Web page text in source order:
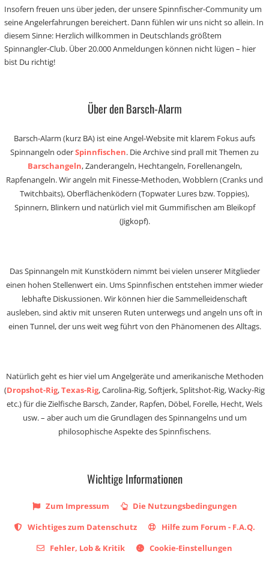
Insofern freuen uns über jeden, der unsere Spinnfischer-Community um
seine Angelerfahrungen bereichert. Dann fühlen wir uns nicht so allein. In
diesem Sinne: Herzlich willkommen in Deutschlands größtem
Spinnangler-Club. Über 20.000 Anmeldungen können nicht lügen – hier
bist Du richtig!
Über den Barsch-Alarm
Barsch-Alarm (kurz BA) ist eine Angel-Website mit klarem Fokus aufs
Spinnangeln oderSpinnfischen. Die Archive sind prall mit Themen zu
Barschangeln, Zanderangeln, Hechtangeln, Forellenangeln,
Rapfenangeln. Wir angeln mit Finesse-Methoden, Wobblern (Cranks und
Twitchbaits), Oberflächenködern (Topwater Lures bzw. Toppies),
Spinnern, Blinkern und natürlich viel mit Gummifischen am Bleikopf
(Jigkopf).
Das Spinnangeln mit Kunstködern nimmt bei vielen unserer Mitglieder
einen hohen Stellenwert ein. Ums Spinnfischen entstehen immer wieder
lebhafte Diskussionen. Wir können hier die Sammelleidenschaft
ausleben, sind aktiv mit unseren Ruten unterwegs und angeln uns oft in
einen Tunnel, der uns weit weg führt von den Phänomenen des Alltags.
Natürlich geht es hier viel um Angelgeräte und amerikanische Methoden
(Dropshot-Rig,Texas-Rig, Carolina-Rig, Softjerk, Splitshot-Rig, Wacky-Rig
etc.) für die Zielfische Barsch, Zander, Rapfen, Döbel, Forelle, Hecht, Wels
usw. – aber auch um die Grundlagen des Spinnangelns und um
philosophische Aspekte des Spinnfischens.
Wichtige Informationen
Zum Impressum
Die Nutzungsbedingungen
Wichtiges zum Datenschutz
Hilfe zum Forum - F.A.Q.
Fehler, Lob & Kritik
Cookie-Einstellungen